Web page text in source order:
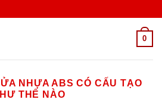
0
NHỰA ABS CÓ CẤU TẠO
THẾ NÀO